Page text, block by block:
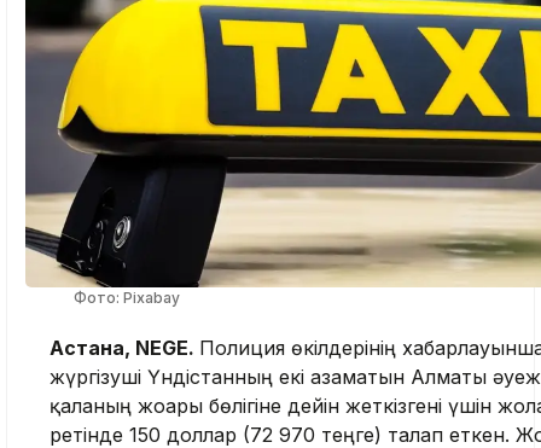
Фото: Pixabay
Астана, NEGE. Полиция өкілдерінің
жүргізуші Үндістанның екі азаматын Алматы
қаланың жоғарғы бөлігіне дейін жеткізгені үшін
ретінде 150 доллар (72 970 теңге) талап еткен.